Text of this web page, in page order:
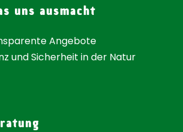
uns ausmacht
Angebote
und Sicherheit in der Natur